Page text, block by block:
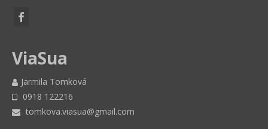
ViaSua
Jarmila Tomková
0918 122216
tomkova.viasua@gmail.com